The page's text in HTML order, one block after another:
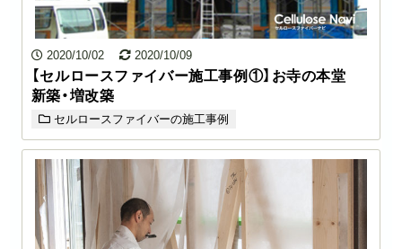
2020/10/02 2020/10/09
【セルロースファイバー施工事例①】お寺の本堂
新築・増改築
セルロースファイバーの施工事例